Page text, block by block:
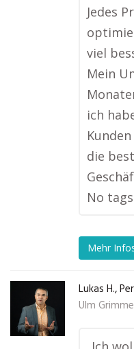
Jedes
viel
Mein
ich
die
No
Mehr
Lukas H.,
Ulm